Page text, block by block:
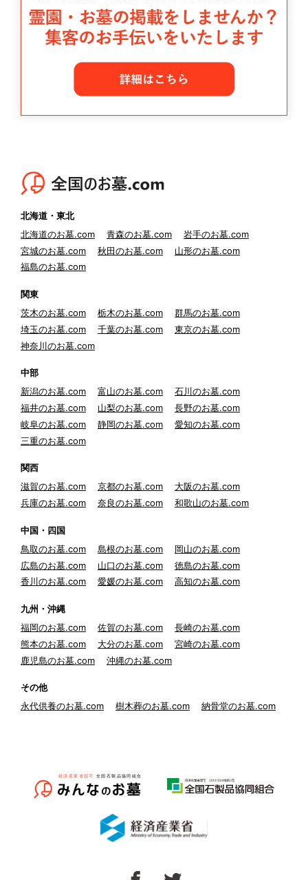
北海道・東北
北海道のお墓.com
青森のお墓.com
岩手のお墓.com
宮城のお墓.com
秋田のお墓.com
山形のお墓.com
福島のお墓.com
関東
茨木のお墓.com
栃木のお墓.com
群馬のお墓.com
埼玉のお墓.com
千葉のお墓.com
東京のお墓.com
神奈川のお墓.com
中部
新潟のお墓.com
富山のお墓.com
石川のお墓.com
福井のお墓.com
山梨のお墓.com
長野のお墓.com
岐阜のお墓.com
静岡のお墓.com
愛知のお墓.com
三重のお墓.com
関西
滋賀のお墓.com
京都のお墓.com
大阪のお墓.com
兵庫のお墓.com
奈良のお墓.com 和歌山のお墓.com
中国・四国
鳥取のお墓.com
島根のお墓.com
岡山のお墓.com
広島のお墓.com
山口のお墓.com
徳島のお墓.com
香川のお墓.com
愛媛のお墓.com 高知のお墓.com
九州・沖縄
福岡のお墓.com
佐賀のお墓.com
長崎のお墓.com
熊本のお墓.com
大分のお墓.com
宮崎のお墓.com
鹿児島のお墓.com
沖縄のお墓.com
その他
永代供養のお墓.com
樹木葬のお墓.com 納骨堂のお墓.com